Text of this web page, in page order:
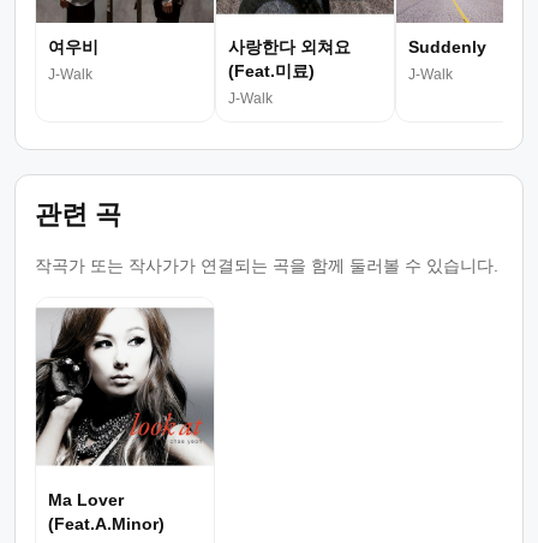
여우비
J-Walk
사랑한다 외쳐요
(Feat.미료)
J-Walk
Suddenly
J-Walk
관련 곡
작곡가 또는 작사가가 연결되는 곡을 함께 둘러볼 수 있습니다.
Ma Lover
(Feat.A.Minor)